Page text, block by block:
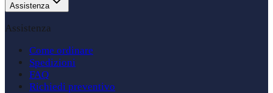
Assistenza
Assistenza
Come ordinare
Spedizioni
FAQ
Richiedi preventivo